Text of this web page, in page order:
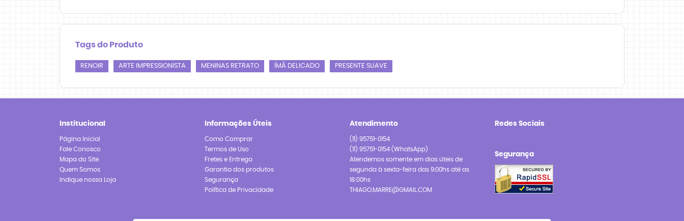
Tags do Produto
RENOIR ARTE IMPRESSIONISTA MENINAS RETRATO ÍMÃ DELICADO PRESENTE SUAVE
Institucional
Página Inicial
Fale Conosco
Mapa do Site
Quem Somos
Indique nossa Loja
Informações Úteis
Como Comprar
Termos de Uso
Fretes e Entrega
Garantia dos produtos
Segurança
Política de Privacidade
Atendimento
(11) 95751-0154
(11) 95751-0154 (WhatsApp)
Atendemos somente em dias úteis de
segunda à sexta-feira das 9:00hs até as
18:00hs
THIAGO.MARRE@GMAIL.COM
Redes Sociais
Segurança